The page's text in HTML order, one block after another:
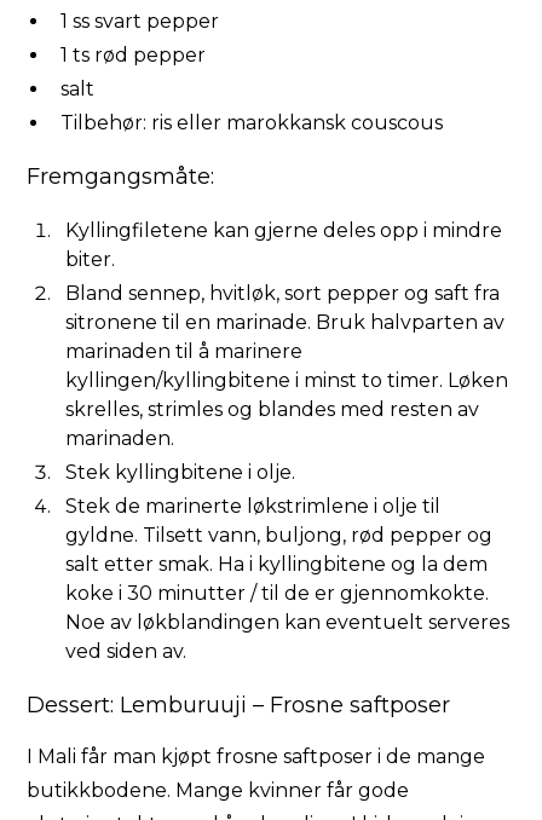
1 ss svart pepper
1 ts rød pepper
salt
Tilbehør: ris eller marokkansk couscous
Fremgangsmåte:
Kyllingfiletene kan gjerne deles opp i mindre
biter.
Bland sennep, hvitløk, sort pepper og saft fra
sitronene til en marinade. Bruk halvparten av
marinaden til å marinere
kyllingen/kyllingbitene i minst to timer. Løken
skrelles, strimles og blandes med resten av
marinaden.
Stek kyllingbitene i olje.
Stek de marinerte løkstrimlene i olje til
gyldne. Tilsett vann, buljong, rød pepper og
salt etter smak. Ha i kyllingbitene og la dem
koke i 30 minutter / til de er gjennomkokte.
Noe av løkblandingen kan eventuelt serveres
ved siden av.
Dessert: Lemburuuji – Frosne saftposer
I Mali får man kjøpt frosne saftposer i de mange
butikkbodene. Mange kvinner får gode